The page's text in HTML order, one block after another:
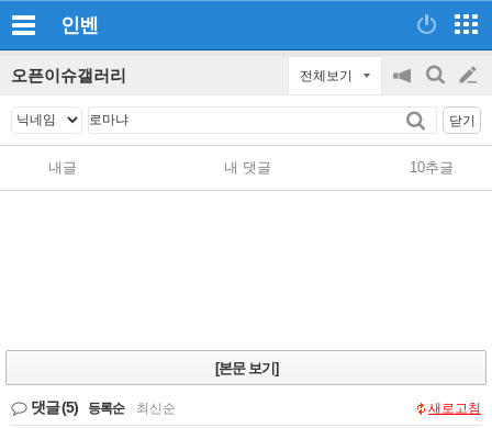
인벤
오픈이슈갤러리 전체보기
공
지
on/off
검
글
쓰
닫기
내글 내 댓글 10추글
[본문 보기]
댓글(5) 등록순 최신순 새로고침